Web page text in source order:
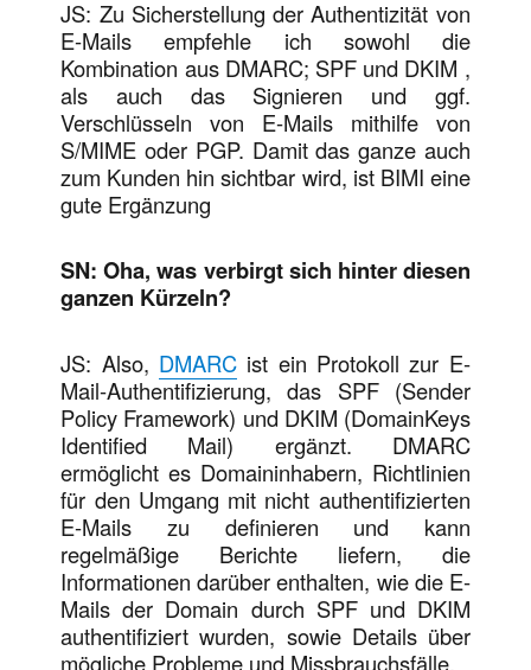
JS: Zu Sicherstellung der Authentizität von
E-Mails empfehle ich sowohl die
Kombination aus DMARC; SPF und DKIM ,
als auch das Signieren und ggf.
Verschlüsseln von E-Mails mithilfe von
S/MIME oder PGP. Damit das ganze auch
zum Kunden hin sichtbar wird, ist BIMI eine
gute Ergänzung
SN: Oha, was verbirgt sich hinter diesen
ganzen Kürzeln?
JS: Also, DMARC ist ein Protokoll zur E-
Mail-Authentifizierung, das SPF (Sender
Policy Framework) und DKIM (DomainKeys
Identified Mail) ergänzt. DMARC
ermöglicht es Domaininhabern, Richtlinien
für den Umgang mit nicht authentifizierten
E-Mails zu definieren und kann
regelmäßige Berichte liefern, die
Informationen darüber enthalten, wie die E-
Mails der Domain durch SPF und DKIM
authentifiziert wurden, sowie Details über
mögliche Probleme und Missbrauchsfälle.